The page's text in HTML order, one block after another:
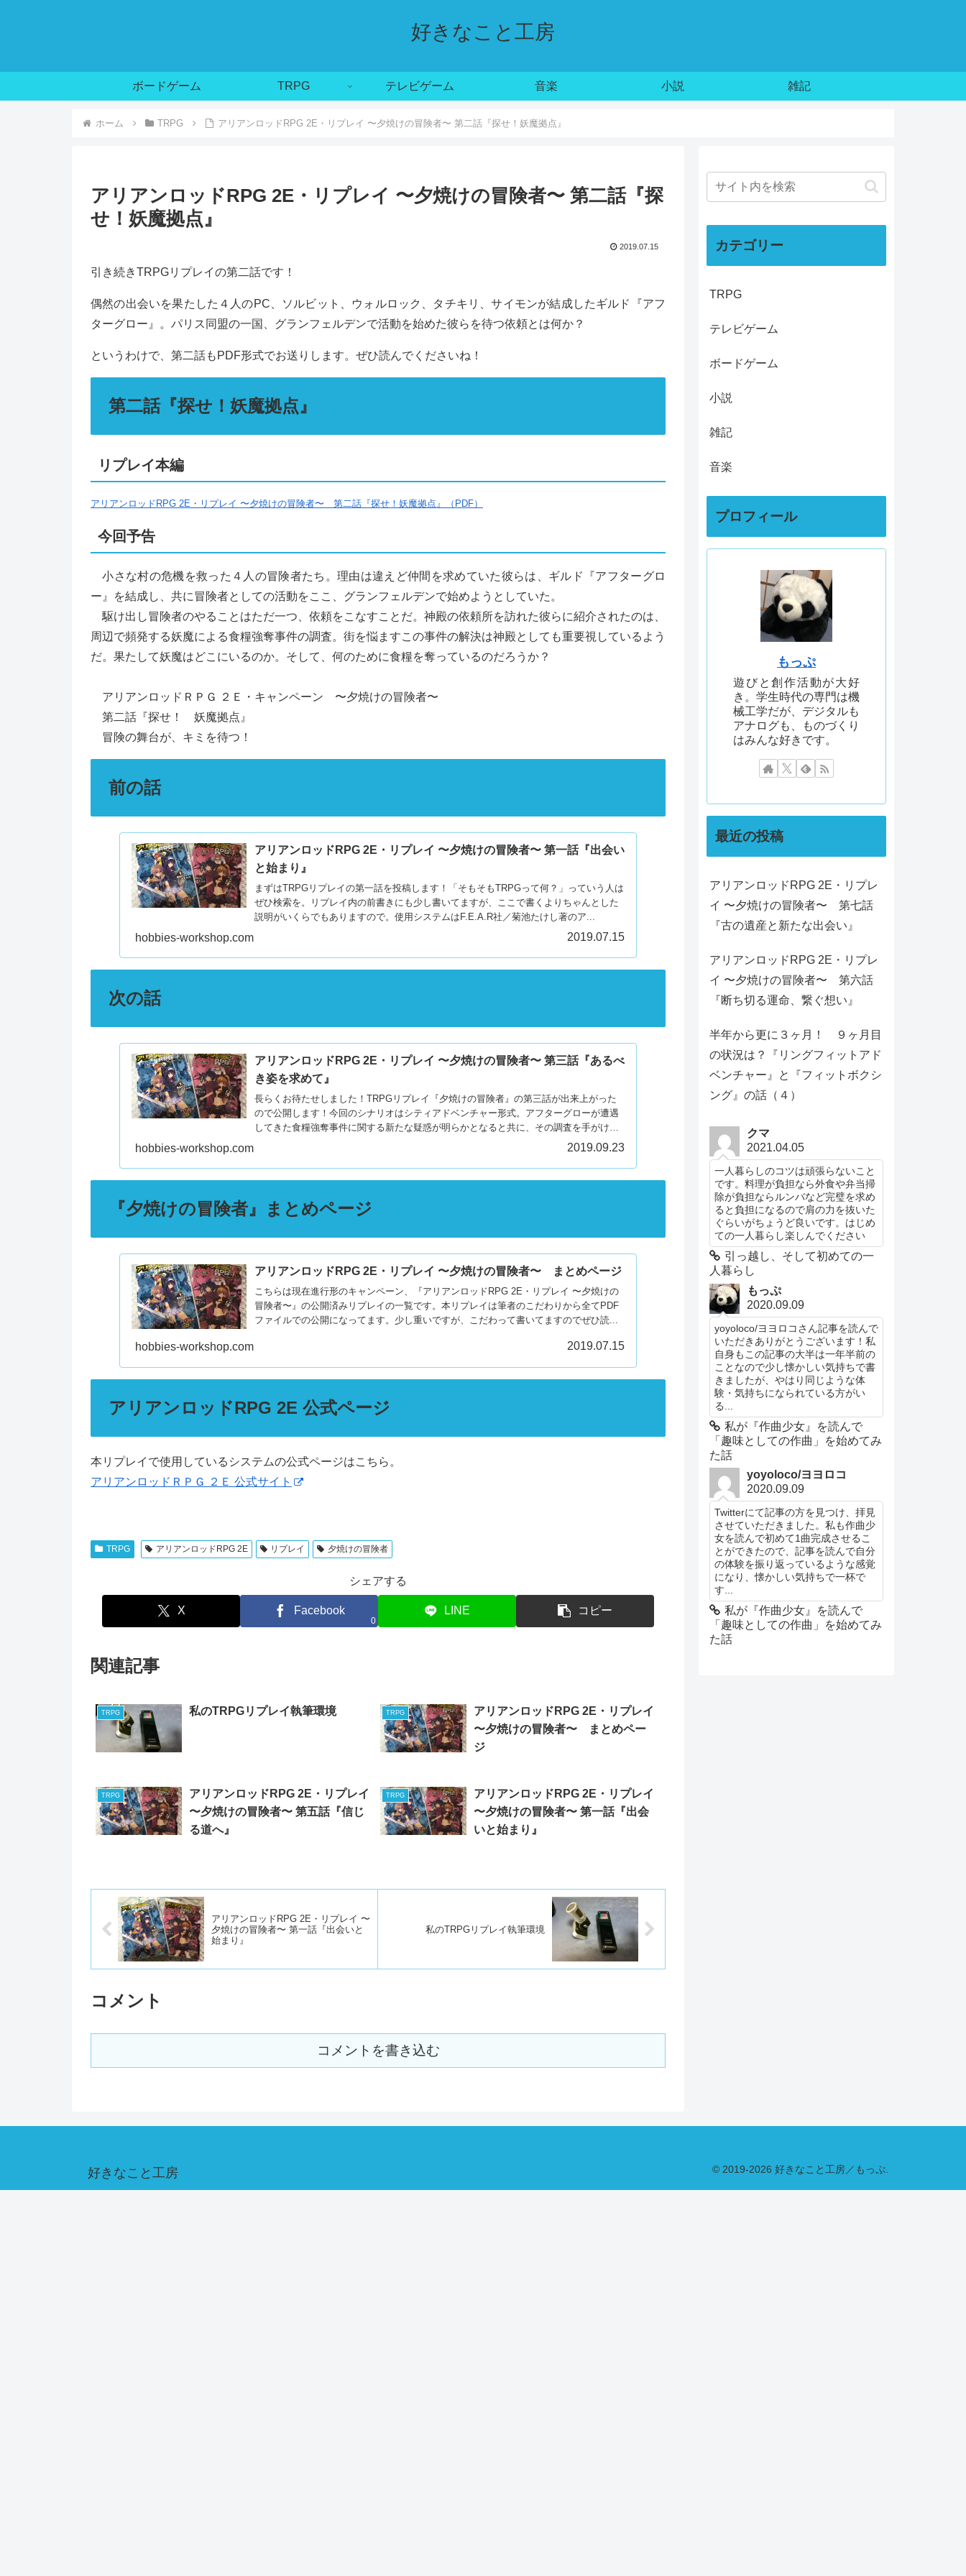
好きなこと工房
ボードゲーム TRPG テレビゲーム 音楽 小説 雑記
ホーム TRPG アリアンロッドRPG 2E・リプレイ 〜夕焼けの冒険者〜 第二話『探せ！妖魔拠点』
アリアンロッドRPG 2E・リプレイ 〜夕焼けの冒険者〜 第二話『探
せ！妖魔拠点』
2019.07.15
引き続きTRPGリプレイの第二話です！
偶然の出会いを果たした４人のPC、ソルビット、ウォルロック、タチキリ、サイモンが結成したギルド『アフ
ターグロー』。パリス同盟の一国、グランフェルデンで活動を始めた彼らを待つ依頼とは何か？
というわけで、第二話もPDF形式でお送りします。ぜひ読んでくださいね！
第二話『探せ！妖魔拠点』
リプレイ本編
アリアンロッドRPG 2E・リプレイ 〜夕焼けの冒険者〜 第二話『探せ！妖魔拠点』（PDF）
今回予告
小さな村の危機を救った４人の冒険者たち。理由は違えど仲間を求めていた彼らは、ギルド『アフターグロ
ー』を結成し、共に冒険者としての活動をここ、グランフェルデンで始めようとしていた。
駆け出し冒険者のやることはただ一つ、依頼をこなすことだ。神殿の依頼所を訪れた彼らに紹介されたのは、
周辺で頻発する妖魔による食糧強奪事件の調査。街を悩ますこの事件の解決は神殿としても重要視しているよう
だ。果たして妖魔はどこにいるのか。そして、何のために食糧を奪っているのだろうか？
アリアンロッドＲＰＧ ２Ｅ・キャンペーン 〜夕焼けの冒険者〜
第二話『探せ！ 妖魔拠点』
冒険の舞台が、キミを待つ！
前の話
アリアンロッドRPG 2E・リプレイ 〜夕焼けの冒険者〜 第一話『出会い
と始まり』
まずはTRPGリプレイの第一話を投稿します！「そもそもTRPGって何？」っていう人は
ぜひ検索を。リプレイ内の前書きにも少し書いてますが、ここで書くよりちゃんとした
説明がいくらでもありますので。使用システムはF.E.A.R社／菊池たけし著のア...
hobbies-workshop.com 2019.07.15
次の話
アリアンロッドRPG 2E・リプレイ 〜夕焼けの冒険者〜 第三話『あるべ
き姿を求めて』
長らくお待たせしました！TRPGリプレイ『夕焼けの冒険者』の第三話が出来上がった
ので公開します！今回のシナリオはシティアドベンチャー形式。アフターグローが遭遇
してきた食糧強奪事件に関する新たな疑惑が明らかとなると共に、その調査を手がける
hobbies-workshop.com 2019.09.23
『夕焼けの冒険者』まとめページ
アリアンロッドRPG 2E・リプレイ 〜夕焼けの冒険者〜 まとめページ
こちらは現在進行形のキャンペーン、『アリアンロッドRPG 2E・リプレイ 〜夕焼けの
冒険者〜』の公開済みリプレイの一覧です。本リプレイは筆者のこだわりから全てPDF
ファイルでの公開になってます。少し重いですが、こだわって書いてますのでぜひ読...
hobbies-workshop.com 2019.07.15
アリアンロッドRPG 2E 公式ページ
本リプレイで使用しているシステムの公式ページはこちら。
アリアンロッドＲＰＧ ２Ｅ 公式サイト
TRPG アリアンロッドRPG 2E リプレイ 夕焼けの冒険者
シェアする
X Facebook
0
LINE コピー
関連記事
TRPG 私のTRPGリプレイ執筆環境 TRPG
アリアンロッドRPG 2E・リプレイ
〜夕焼けの冒険者〜 まとめペー
ジ
TRPG
アリアンロッドRPG 2E・リプレイ
〜夕焼けの冒険者〜 第五話『信じ
る道へ』
TRPG
アリアンロッドRPG 2E・リプレイ
〜夕焼けの冒険者〜 第一話『出会
いと始まり』
アリアンロッドRPG 2E・リプレイ 〜
夕焼けの冒険者〜 第一話『出会いと
始まり』
私のTRPGリプレイ執筆環境
コメント
コメントを書き込む
カテゴリー
TRPG
テレビゲーム
ボードゲーム
小説
雑記
音楽
プロフィール
もっぷ
遊びと創作活動が大好
き。学生時代の専門は機
械工学だが、デジタルも
アナログも、ものづくり
はみんな好きです。
最近の投稿
アリアンロッドRPG 2E・リプレ
イ 〜夕焼けの冒険者〜 第七話
『古の遺産と新たな出会い』
アリアンロッドRPG 2E・リプレ
イ 〜夕焼けの冒険者〜 第六話
『断ち切る運命、繋ぐ想い』
半年から更に３ヶ月！ ９ヶ月目
の状況は？『リングフィットアド
ベンチャー』と『フィットボクシ
ング』の話（４）
クマ
2021.04.05
一人暮らしのコツは頑張らないこと
です。料理が負担なら外食や弁当掃
除が負担ならルンバなど完璧を求め
ると負担になるので肩の力を抜いた
ぐらいがちょうど良いです。はじめ
ての一人暮らし楽しんでください
引っ越し、そして初めての一
人暮らし
もっぷ
2020.09.09
yoyoloco/ヨヨロコさん記事を読んで
いただきありがとうございます！私
自身もこの記事の大半は一年半前の
ことなので少し懐かしい気持ちで書
きましたが、やはり同じような体
験・気持ちになられている方がい
る...
私が『作曲少女』を読んで
「趣味としての作曲」を始めてみ
た話
yoyoloco/ヨヨロコ
2020.09.09
Twitterにて記事の方を見つけ、拝見
させていただきました。私も作曲少
女を読んで初めて1曲完成させるこ
とができたので、記事を読んで自分
の体験を振り返っているような感覚
になり、懐かしい気持ちで一杯で
す...
私が『作曲少女』を読んで
「趣味としての作曲」を始めてみ
た話
好きなこと工房 © 2019-2026 好きなこと工房／もっぷ.